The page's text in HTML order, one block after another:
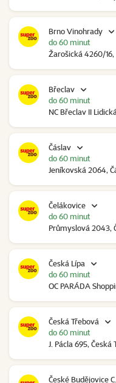
Brno Vinohrady
Žarošická 4260/16,
do 60 minut
Břeclav
NC Břeclav II
do 60 minut
Čáslav
Jeníkovská 2064,
do 60 minut
Čelákovice
Průmyslová 2043,
do 60 minut
Česká Lípa
OC PARÁDA
do 60 minut
Česká Třebová
J. Pácla 695, Česká
do 60 minut
České Budějovice